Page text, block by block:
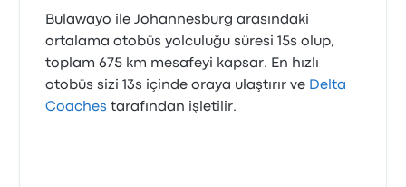
Bulawayo ile Johannesburg arasındaki
ortalama otobüs yolculuğu süresi 15s olup,
toplam 675 km mesafeyi kapsar. En hızlı
otobüs sizi 13s içinde oraya ulaştırır ve Delta
Coaches tarafından işletilir.